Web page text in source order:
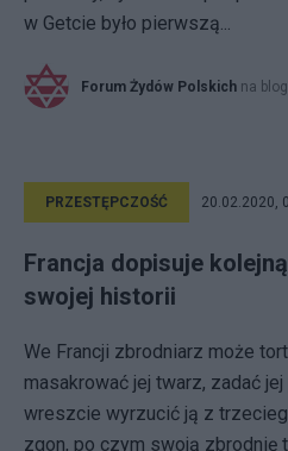
w Getcie było pierwszą...
Forum Żydów Polskich na
PRZESTĘPCZOŚĆ 20.02.2020,
Francja dopisuje
swojej historii
We Francji zbrodniarz może
masakrować jej twarz, zadać
wreszcie wyrzucić ją z
zgon, po czym swoją zbrodnię